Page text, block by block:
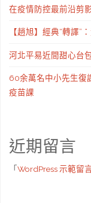
在疫情防控最前沿剪
【趙旭】經典“轉譯”
河北平易近間甜心台
60余萬名中小先生復
疫苗課
近期留言
「 WordPress 示範留